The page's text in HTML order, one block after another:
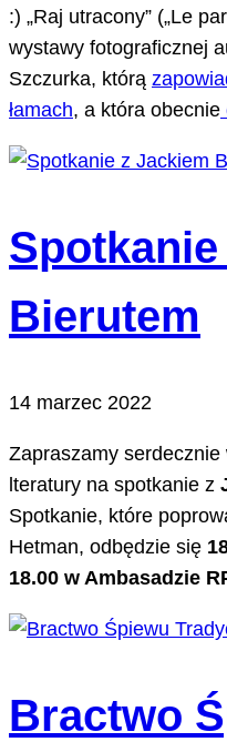
:) „Raj utracony” („Le
wystawy fotograficznej
Szczurka, którą
łamach, a która obecnie
Bierutem
14 marzec 2022
Zapraszamy serdecznie
lteratury na spotkanie z
Spotkanie, które
Hetman, odbędzie się
18.00 w Ambasadzie
Bractwo